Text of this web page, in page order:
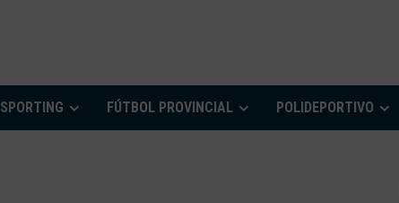
SPORTING FÚTBOL PROVINCIAL POLIDEPORTIVO